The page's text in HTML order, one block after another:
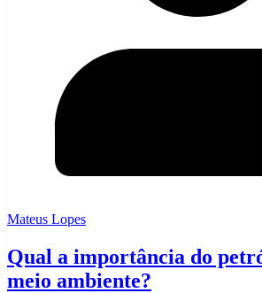
Mateus Lopes
Qual a importância do
meio ambiente?